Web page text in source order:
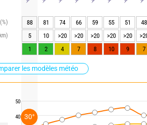
(%)
les modèles météo
50
40
88 81 74 66 59 55 51
48
5
10 >20 >20 >20 >20 >20
1
2 4 7 8 10 9 7
30°